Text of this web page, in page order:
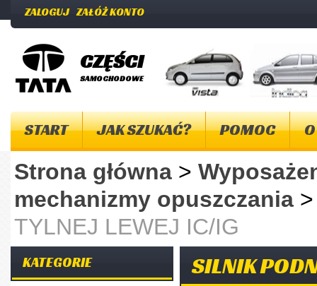
ZALOGUJ ZAŁÓŻ KONTO
CZĘŚCI
SAMOCHODOWE
START JAK SZUKAĆ? POMOC
Strona główna >
mechanizmy opuszczania
TYLNEJ LEWEJ IC/IG
KATEGORIE SILNIK